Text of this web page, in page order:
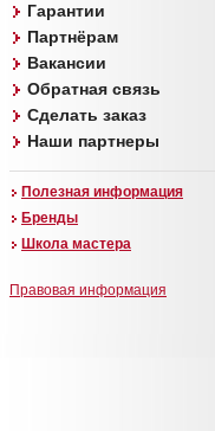
Гарантии
Партнёрам
Вакансии
Обратная связь
Сделать заказ
Наши партнеры
Полезная информация
Бренды
Школа мастера
Правовая информация